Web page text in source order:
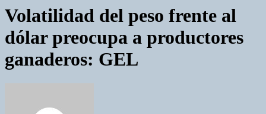
Volatilidad del peso frente al
dólar preocupa a productores
ganaderos: GEL